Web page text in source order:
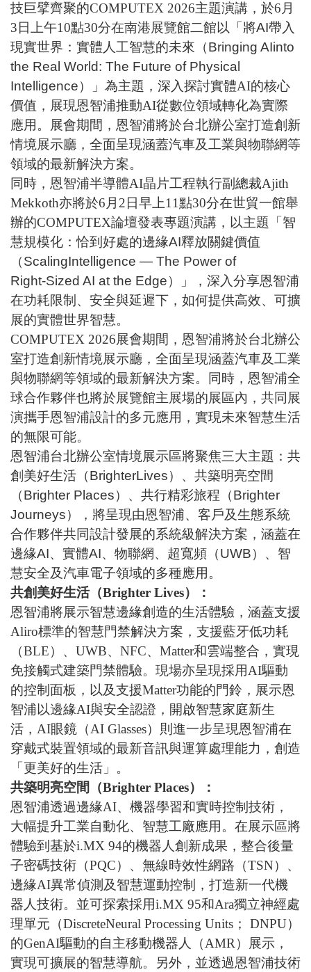
技巨擘齊聚的COMPUTEX 2026主題演講，於6 月
3 日上午10點30分在南港展覽館二館以「 將AI帶入
現實世界：實體人工智慧的未來（Bringing AIinto
the Real World: The Future of Physical
Intelligence）
」為主題，深入探討實體AI的核心
價值，展現恩智浦推動AI從數位領域轉化為實際
應用。展會期間，恩智浦將於台北辦公室打造創新
情境展示廳，全面呈現涵蓋汽車及工業與物聯網等
領域的最新解決方案。
同時，恩智浦半導體AI晶片工程執行副總裁Ajith
Mekkoth亦將於6 月 2 日早上11點30分在世貿一館舉
辦的COMPUTEX論壇發表專題演講，以主題「 智
慧規模化：恰到好處的邊緣AI釋放關鍵價值
（ScalingIntelligence — The Power of
Right‑Sized AI at the Edge）
」，深入分享恩智浦
在功耗限制、安全與延遲下，如何提供高效、可擴
展的實體世界智慧。
COMPUTEX 2026展會期間，恩智浦將於台北辦公
室打造創新情境展示廳，全面呈現涵蓋汽車及工業
與物聯網等領域的最新解決方案。同時，恩智浦全
球合作夥伴也將於展覽館主展場的展區內，共同展
演攜手恩智浦設計的多元應用，實現未來智慧生活
的無限可能。
恩智浦台北辦公室情境展示區將聚焦三大主題：共
創美好生活（BrighterLives）、共築明亮空間
（Brighter Places）、共行精彩旅程（Brighter
Journeys），將呈現由恩智浦、客戶及生態系統
合作夥伴共同設計發展的系統級解決方案，涵蓋在
邊緣AI、實體AI、物聯網、超寬頻（UWB）、智
慧安全及汽車電子領域的多種應用。
共創美好生活（Brighter Lives）：
恩智浦將展示智慧邊緣創造的生活體驗，涵蓋支援
Aliro標準的智慧門禁解決方案，支援藍牙低功耗
（BLE）、 UWB、 NFC、 Matter和雲端整合，實現
免接觸式建築門禁體驗。現場亦呈現採用AI驅動
的控制面板，以及支援Matter功能的門鈴，展示恩
智浦以邊緣AI與安全認證，開啟智慧家庭新生
活， AI眼鏡（AI Glasses）則進一步呈現恩智浦在
穿戴式裝置領域的最新音訊與運算處理能力，創造
「更美好的生活」。
共築明亮空間（Brighter Places）：
恩智浦透過邊緣AI、機器學習和實時控制技術，
大幅提升工業自動化、智慧工廠應用。在展示區將
體驗到基於i.MX 94的機器人創新成果，整合後量
子密碼技術（PQC）、無線時效性網路（TSN）、
邊緣AI異常偵測及智慧運動控制，打造新一代機
器人技術。並可探索採用i.MX 95和Ara獨立神經處
理單元（DiscreteNeural Processing Units ； DNPU）
的GenAI驅動的自主移動機器人（AMR ）展示，
實現可擴展的智慧導航。另外，並透過恩智浦技術